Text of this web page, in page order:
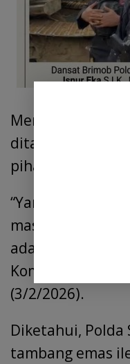
Mengenai
ditangani oleh
pihak yang
“Yang
masih
ada,”kata
Kombes Rantau
(3/2/2026).
Diketahui,
tambang emas